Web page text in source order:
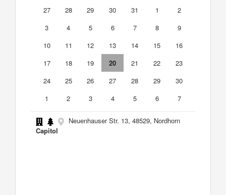
27
28 29 30 31 1
2
3
4 5 6 7 8
9
10
11 12 13 14 15
16
17
18 19 20 21 22
23
24
25 26 27 28 29
30
1
2 3 4 5 6 7
Neuenhauser Str. 13, 48529, Nordhorn
Capitol